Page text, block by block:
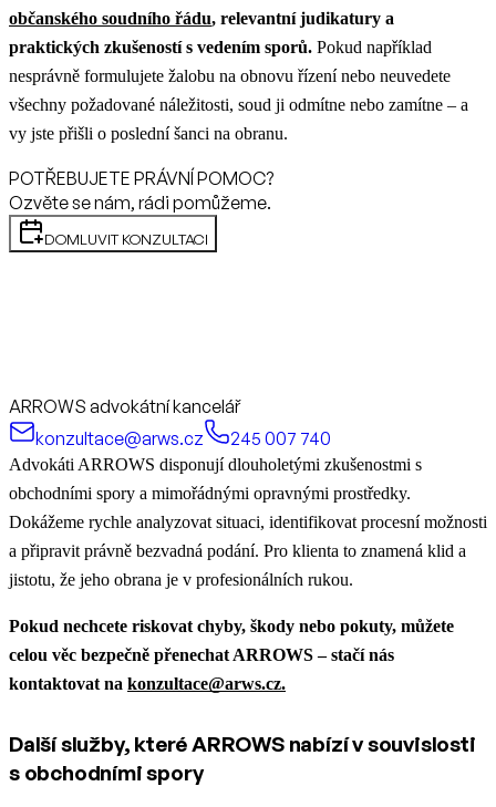
občanského soudního řádu, relevantní judikatury a
praktických zkušeností s vedením sporů. Pokud například
nesprávně formulujete žalobu na obnovu řízení nebo neuvedete
všechny požadované náležitosti, soud ji odmítne nebo zamítne – a
vy jste přišli o poslední šanci na obranu.
POTŘEBUJETE PRÁVNÍ POMOC?
Ozvěte se nám, rádi pomůžeme.
DOMLUVIT KONZULTACI
ARROWS advokátní kancelář
konzultace@arws.cz
245 007 740
Advokáti ARROWS disponují dlouholetými zkušenostmi s
obchodními spory a mimořádnými opravnými prostředky.
Dokážeme rychle analyzovat situaci, identifikovat procesní možnosti
a připravit právně bezvadná podání. Pro klienta to znamená klid a
jistotu, že jeho obrana je v profesionálních rukou.
Pokud nechcete riskovat chyby, škody nebo pokuty, můžete
celou věc bezpečně přenechat ARROWS – stačí nás
kontaktovat na konzultace@arws.cz.
Další služby, které ARROWS nabízí v souvislosti
s obchodními spory